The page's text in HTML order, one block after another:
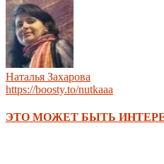
Наталья Захарова
https://boosty.to/nutkaaa
ЭТО МОЖЕТ БЫТЬ